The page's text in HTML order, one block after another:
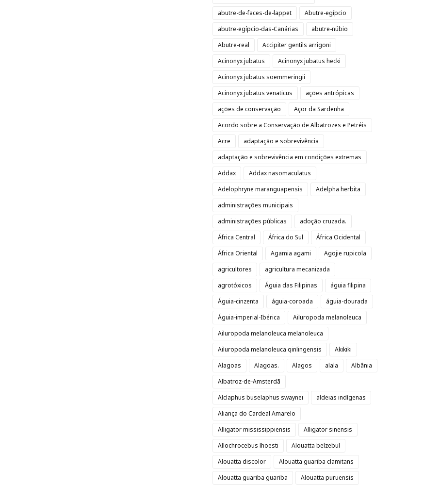
abutre-de-faces-de-lappet
Abutre-egípcio
abutre-egípcio-das-Canárias
abutre-núbio
Abutre-real
Accipiter gentils arrigoni
Acinonyx jubatus
Acinonyx jubatus hecki
Acinonyx jubatus soemmeringii
Acinonyx jubatus venaticus
ações antrópicas
ações de conservação
Açor da Sardenha
Acordo sobre a Conservação de Albatrozes e Petréis
Acre
adaptação e sobrevivência
adaptação e sobrevivência em condições extremas
Addax
Addax nasomaculatus
Adelophryne maranguapensis
Adelpha herbita
administrações municipais
administrações públicas
adoção cruzada.
África Central
África do Sul
África Ocidental
África Oriental
Agamia agami
Agojie rupicola
agricultores
agricultura mecanizada
agrotóxicos
Águia das Filipinas
águia filipina
Águia-cinzenta
águia-coroada
águia-dourada
Águia-imperial-Ibérica
Ailuropoda melanoleuca
Ailuropoda melanoleuca melanoleuca
Ailuropoda melanoleuca qinlingensis
Akikiki
Alagoas
Alagoas. Alagos alala
Albânia
Albatroz-de-Amsterdã
Alclaphus buselaphus swaynei
aldeias indígenas
Aliança do Cardeal Amarelo
Alligator mississippiensis
Alligator sinensis
Allochrocebus lhoesti
Alouatta belzebul
Alouatta discolor
Alouatta guariba clamitans
Alouatta guariba guariba
Alouatta puruensis